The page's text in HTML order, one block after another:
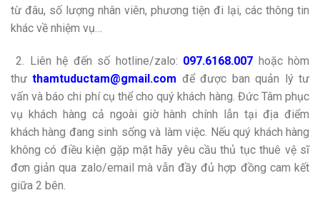
từ đâu, số lượng nhân viên, phương tiện đi lại, các thông tin
khác về nhiệm vụ…
2. Liên hệ đến số hotline/zalo: 097.6168.007 hoặc hòm
thưthamtuductam@gmail.com để được ban quản lý tư
vấn và báo chi phí cụ thể cho quý khách hàng. Đức Tâm phục
vụ khách hàng cả ngoài giờ hành chính lẫn tại địa điểm
khách hàng đang sinh sống và làm việc. Nếu quý khách hàng
không có điều kiện gặp mặt hãy yêu cầu thủ tục thuê vệ sĩ
đơn giản qua zalo/email mà vẫn đầy đủ hợp đồng cam kết
giữa 2 bên.